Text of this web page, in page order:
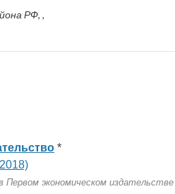
РФ, ,
*
экономическом издательстве